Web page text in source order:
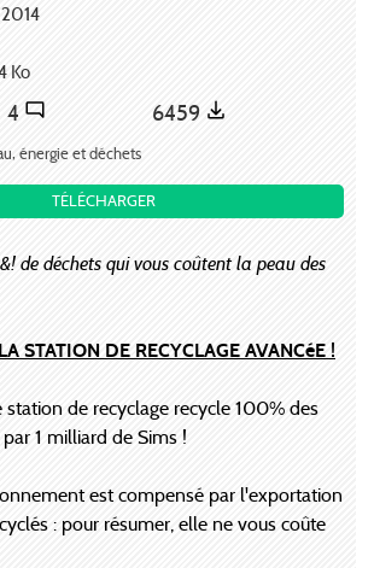
Ko
4 6459
énergie et déchets
TÉLÉCHARGER
de déchets qui vous coûtent la peau des
STATION DE RECYCLAGE AVANCéE !
de recyclage recycle 100% des
1 milliard de Sims !
est compensé par l'exportation
: pour résumer, elle ne vous coûte